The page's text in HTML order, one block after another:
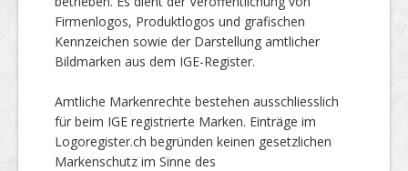
Firmenlogos, Produktlogos und grafischen
Kennzeichen sowie der Darstellung amtlicher
Bildmarken aus dem IGE-Register.
Amtliche Markenrechte bestehen ausschliesslich
für beim IGE registrierte Marken. Einträge im
Logoregister.ch begründen keinen gesetzlichen
Markenschutz im Sinne des